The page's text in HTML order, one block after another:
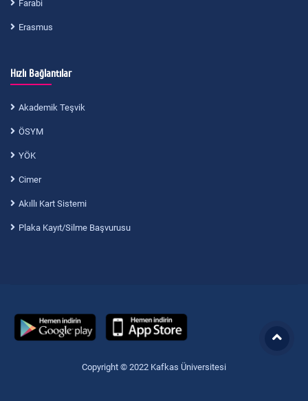
Farabi
Erasmus
Hızlı Bağlantılar
Akademik Teşvik
ÖSYM
YÖK
Cimer
Akıllı Kart Sistemi
Plaka Kayıt/Silme Başvurusu
Copyright © 2022 Kafkas Üniversitesi